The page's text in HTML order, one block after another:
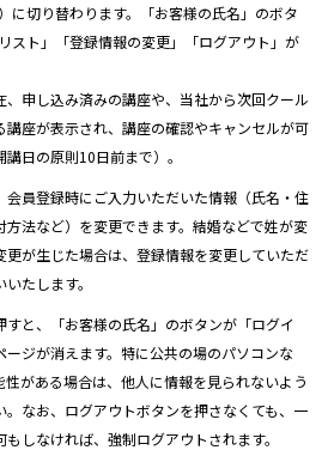
に切り替わります。「お客様の氏名」のボタ
スト」「登録情報の変更」「ログアウト」が
、申し込み済みの講座や、当社から次回クール
講座が表示され、講座の確認やキャンセルが可
日の原則10日前まで）。
会員登録時にご入力いただいた情報（氏名・住
法など）を変更できます。結婚などで姓が変
更が生じた場合は、登録情報を変更していただ
たします。
すと、「お客様の氏名」のボタンが「ログイ
ージが消えます。特に公共の場のパソコンな
性がある場合は、他人に情報を見られないよう
。なお、ログアウトボタンを押さなくても、一
しなければ、強制ログアウトされます。